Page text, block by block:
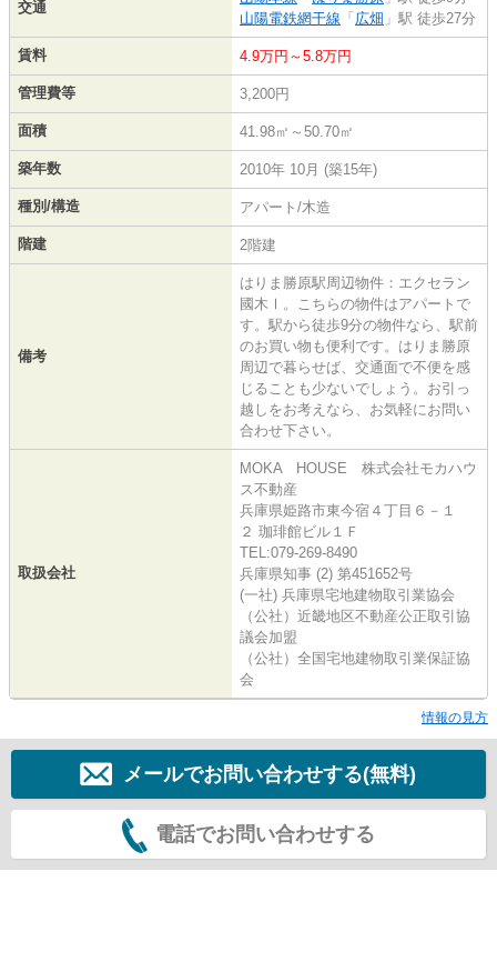
交通
山陽電鉄網干線 「 広畑 」駅 徒歩27分
賃料 4.9万円～5.8万円
管理費等 3,200円
面積 41.98㎡～50.70㎡
築年数 2010年 10月 (築15年)
種別/構造 アパート/木造
階建 2階建
備考
はりま勝原駅周辺物件：エクセラン
國木Ⅰ。こちらの物件はアパートで
す。駅から徒歩9分の物件なら、駅前
のお買い物も便利です。はりま勝原
周辺で暮らせば、交通面で不便を感
じることも少ないでしょう。お引っ
越しをお考えなら、お気軽にお問い
合わせ下さい。
取扱会社
MOKA HOUSE 株式会社モカハウ
ス不動産
兵庫県姫路市東今宿４丁目６－１
２ 珈琲館ビル１Ｆ
TEL:079-269-8490
兵庫県知事 (2) 第451652号
(一社) 兵庫県宅地建物取引業協会
（公社）近畿地区不動産公正取引協
議会加盟
（公社）全国宅地建物取引業保証協
会
情報の見方
メールでお問い合わせする(無料)
電話でお問い合わせする